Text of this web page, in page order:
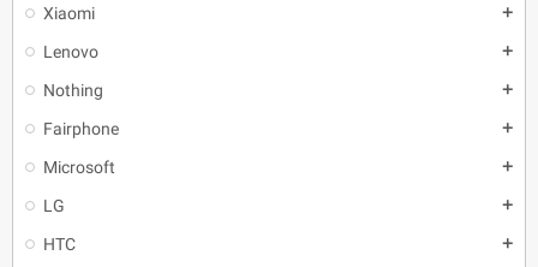
Xiaomi add
Lenovo add
Nothing add
Fairphone add
Microsoft add
LG add
HTC add